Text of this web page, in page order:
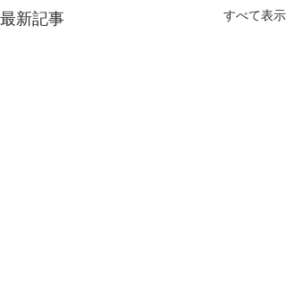
最新記事 すべて表示